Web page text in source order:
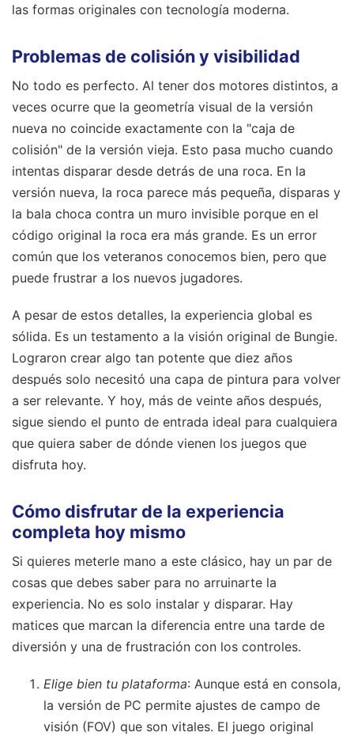
las formas originales con tecnología moderna.
Problemas de colisión y visibilidad
No todo es perfecto. Al tener dos motores distintos, a
veces ocurre que la geometría visual de la versión
nueva no coincide exactamente con la "caja de
colisión" de la versión vieja. Esto pasa mucho cuando
intentas disparar desde detrás de una roca. En la
versión nueva, la roca parece más pequeña, disparas y
la bala choca contra un muro invisible porque en el
código original la roca era más grande. Es un error
común que los veteranos conocemos bien, pero que
puede frustrar a los nuevos jugadores.
A pesar de estos detalles, la experiencia global es
sólida. Es un testamento a la visión original de Bungie.
Lograron crear algo tan potente que diez años
después solo necesitó una capa de pintura para volver
a ser relevante. Y hoy, más de veinte años después,
sigue siendo el punto de entrada ideal para cualquiera
que quiera saber de dónde vienen los juegos que
disfruta hoy.
Cómo disfrutar de la experiencia
completa hoy mismo
Si quieres meterle mano a este clásico, hay un par de
cosas que debes saber para no arruinarte la
experiencia. No es solo instalar y disparar. Hay
matices que marcan la diferencia entre una tarde de
diversión y una de frustración con los controles.
Elige bien tu plataforma: Aunque está en consola,
la versión de PC permite ajustes de campo de
visión (FOV) que son vitales. El juego original